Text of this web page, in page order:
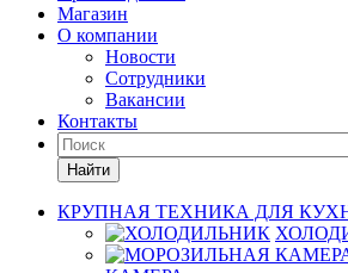
Магазин
О компании
Новости
Сотрудники
Вакансии
Контакты
Найти
КРУПНАЯ ТЕХНИКА ДЛЯ